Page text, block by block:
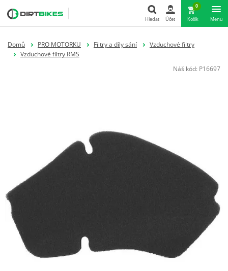
Hledat
Hledat Účet
0
Košík Menu
Domů PRO MOTORKU Filtry a díly sání
Vzduchové filtry
Vzduchové filtry RMS
Náš kód: P16697